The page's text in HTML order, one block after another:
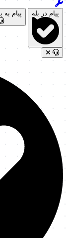
پیام در بله پیام به